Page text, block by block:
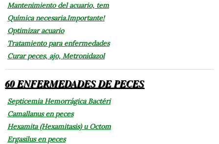
Mantenimiento del acuario, tem
Química necesaria.Importante!
Optimizar acuario
Tratamiento para enfermedades
Curar peces, ajo, Metronidazol
60 ENFERMEDADES DE PECES
Septicemia Hemorrágica Bactéri
Camallanus en peces
Hexamita (Hexamitasis) u Octom
Ergasilus en peces